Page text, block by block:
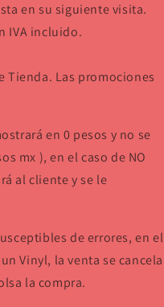
en su siguiente visita.
IVA incluido.
Tienda. Las promociones
en 0 pesos y no se
mx ), en el caso de NO
al cliente y se le
de errores, en el
Vinyl, la venta se cancela
la compra.